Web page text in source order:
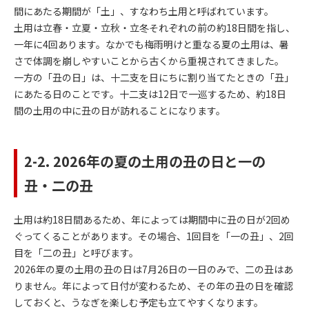
間にあたる期間が「土」、すなわち土用と呼ばれています。
土用は立春・立夏・立秋・立冬それぞれの前の約18日間を指し、
一年に4回あります。なかでも梅雨明けと重なる夏の土用は、暑
さで体調を崩しやすいことから古くから重視されてきました。
一方の「丑の日」は、十二支を日にちに割り当てたときの「丑」
にあたる日のことです。十二支は12日で一巡するため、約18日
間の土用の中に丑の日が訪れることになります。
2-2. 2026年の夏の土用の丑の日と一の
丑・二の丑
土用は約18日間あるため、年によっては期間中に丑の日が2回め
ぐってくることがあります。その場合、1回目を「一の丑」、2回
目を「二の丑」と呼びます。
2026年の夏の土用の丑の日は7月26日の一日のみで、二の丑はあ
りません。年によって日付が変わるため、その年の丑の日を確認
しておくと、うなぎを楽しむ予定も立てやすくなります。